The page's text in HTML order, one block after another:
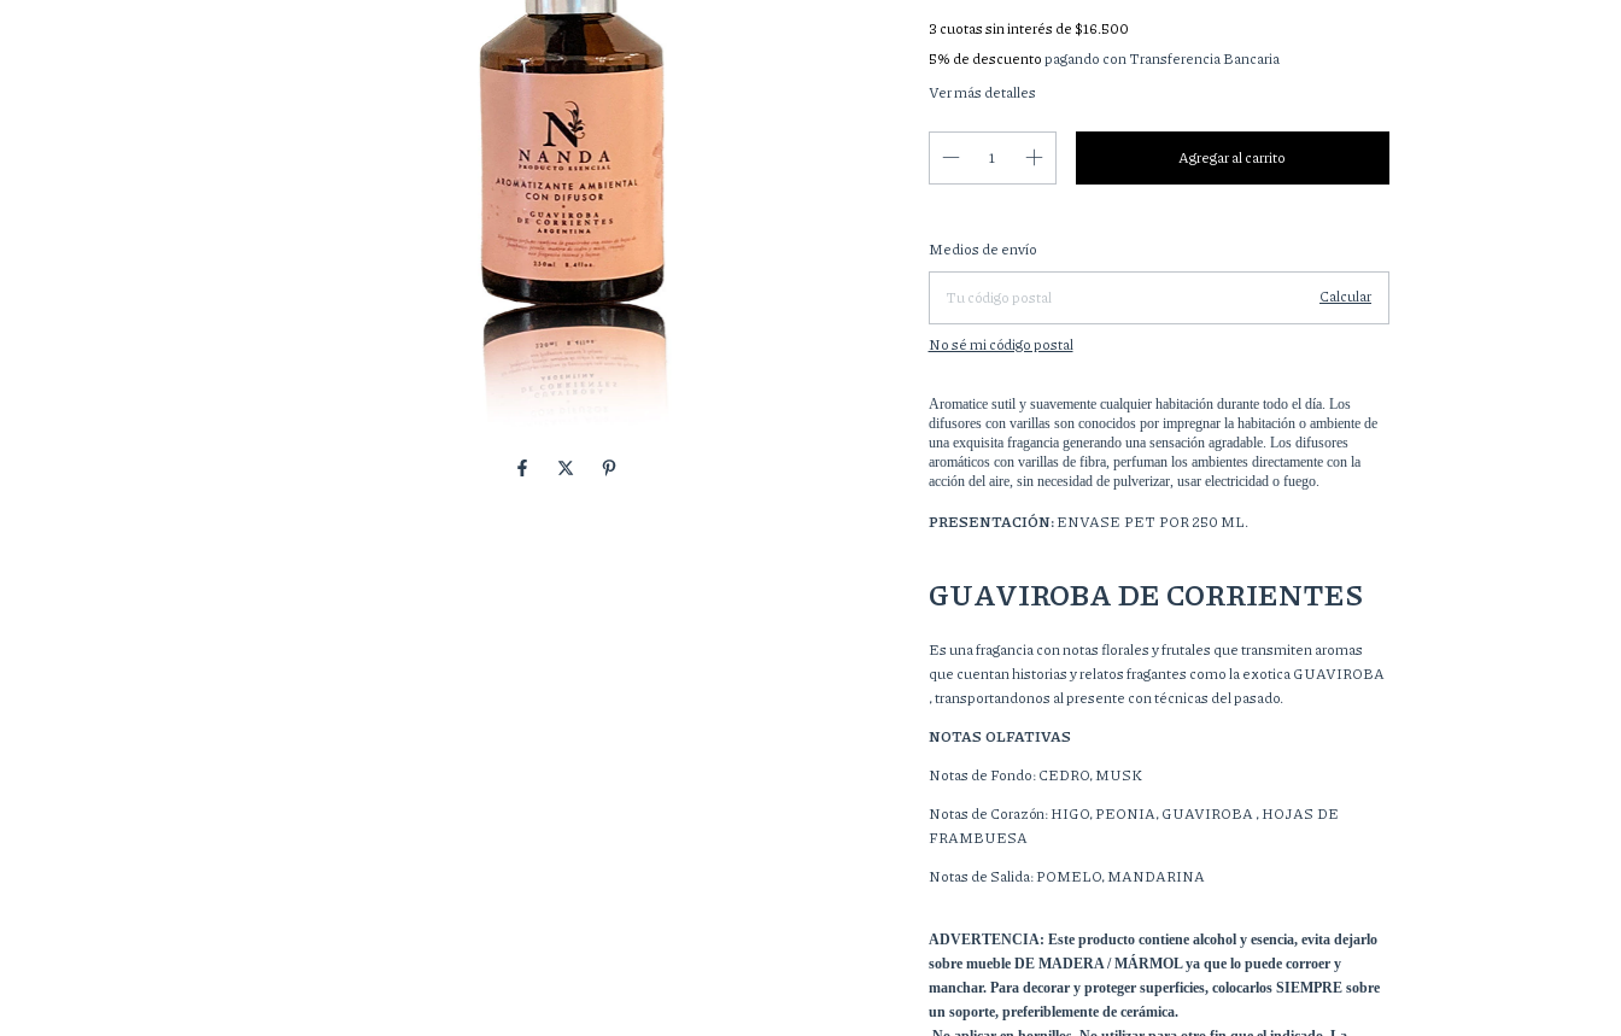
3 cuotas sin interés de $16.500
5% de descuentopagando con Transferencia Bancaria
Ver más detalles
Entregas para el CP:
Medios de envío
Calcular
No sé mi código postal
Aromatice sutil y suavemente cualquier habitación durante todo el día. Los
difusores con varillas son conocidos por impregnar la habitación o ambiente de
una exquisita fragancia generando una sensación agradable. Los difusores
aromáticos con varillas de fibra, perfuman los ambientes directamente con la
acción del aire, sin necesidad de pulverizar, usar electricidad o fuego.
PRESENTACIÓN:ENVASE PET POR 250 ML.
GUAVIROBA DE CORRIENTES
Es una fragancia con notas florales y frutales que transmiten aromas
que cuentan historias y relatos fragantes como la exotica GUAVIROBA
, transportandonos al presente con técnicas del pasado.
NOTAS OLFATIVAS
Notas de Fondo: CEDRO, MUSK
Notas de Corazón: HIGO, PEONIA, GUAVIROBA , HOJAS DE
FRAMBUESA
Notas de Salida: POMELO, MANDARINA
ADVERTENCIA: Este producto contiene alcohol y esencia, evita dejarlo
sobre mueble DE MADERA / MÁRMOL ya que lo puede corroer y
manchar. Para decorar y proteger superficies, colocarlos SIEMPRE sobre
un soporte, preferiblemente de cerámica.